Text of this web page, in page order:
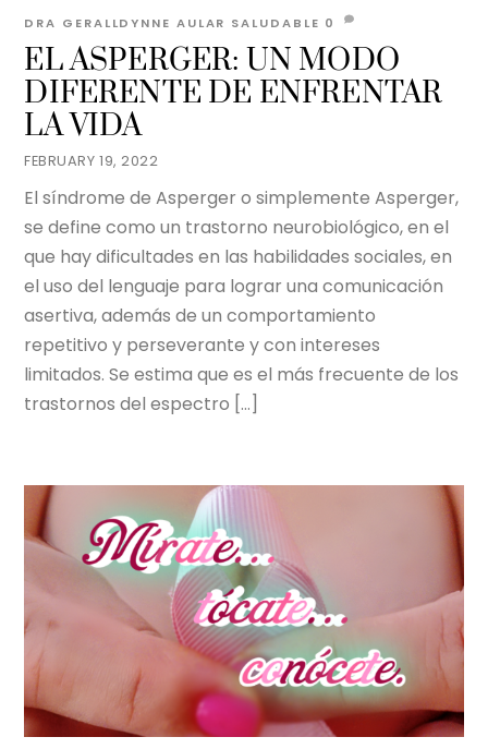
FEBRUARY 19, 2022
EL ASPERGER: UN MODO
DIFERENTE DE ENFRENTAR
LA VIDA
DRA GERALLDYNNE AULAR SALUDABLE 0
El síndrome de Asperger o simplemente Asperger,
se define como un trastorno neurobiológico, en el
que hay dificultades en las habilidades sociales, en
el uso del lenguaje para lograr una comunicación
asertiva, además de un comportamiento
repetitivo y perseverante y con intereses
limitados. Se estima que es el más frecuente de los
trastornos del espectro […]